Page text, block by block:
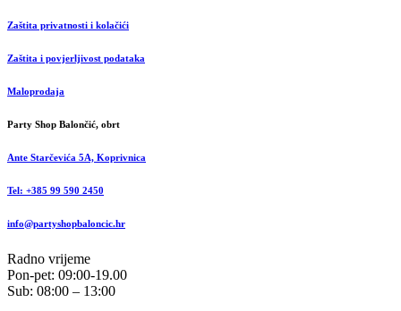
Zaštita privatnosti i kolačići
Zaštita i povjerljivost podataka
Maloprodaja
Party Shop Balončić, obrt
Ante Starčevića 5A, Koprivnica
Tel: +385 99 590 2450
info@partyshopbaloncic.hr
Radno vrijeme
Pon-pet: 09:00-19.00
Sub: 08:00 – 13:00